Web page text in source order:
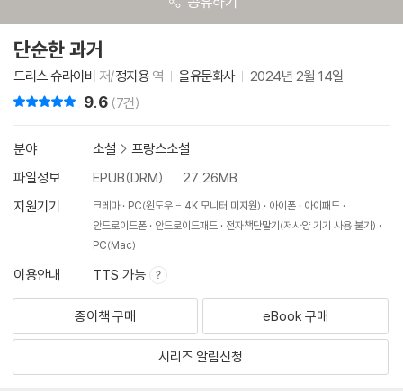
단순한 과거
드리스 슈라이비 저/정지용역 을유문화사 2024년 2월 14일
9.6 (7건)
분야 소설 > 프랑스소설
파일정보
EPUB(DRM)
27.26MB
지원기기
크레마 PC(윈도우 - 4K 모니터 미지원) 아이폰
아이패드
안드로이드폰
안드로이드패드
전자책단말기(저사양 기기 사용 불가)
PC(Mac)
이용안내 TTS 가능
종이책 구매 eBook 구매
시리즈 알림신청